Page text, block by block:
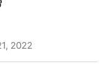
2022